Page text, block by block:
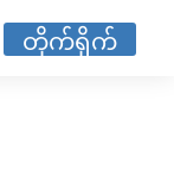
တိုက်ရိုက်